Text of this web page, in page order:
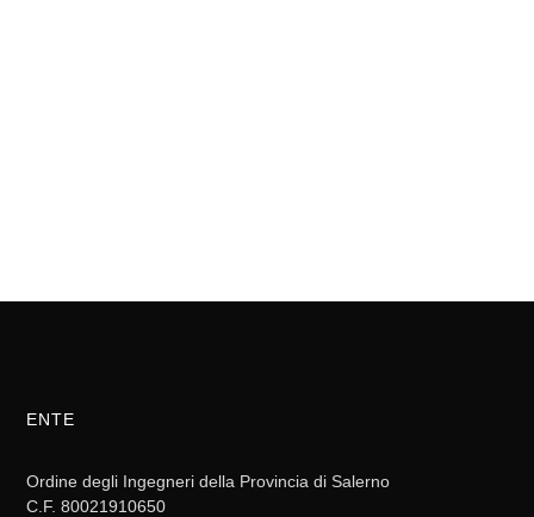
ENTE
Ordine degli Ingegneri della Provincia di Salerno
C.F. 80021910650